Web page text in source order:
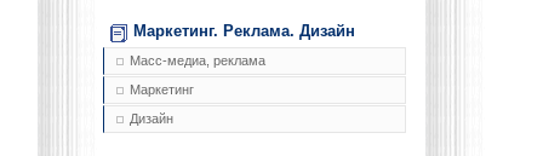
Маркетинг. Реклама. Дизайн
Масс-медиа, реклама
Маркетинг
Дизайн